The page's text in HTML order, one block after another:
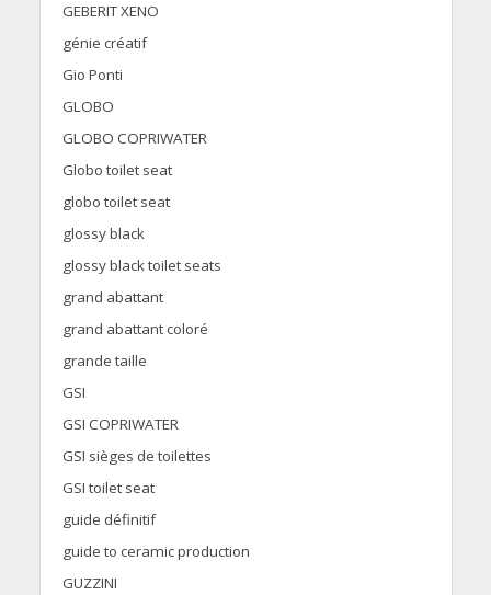
GEBERIT XENO
génie créatif
Gio Ponti
GLOBO
GLOBO COPRIWATER
Globo toilet seat
globo toilet seat
glossy black
glossy black toilet seats
grand abattant
grand abattant coloré
grande taille
GSI
GSI COPRIWATER
GSI sièges de toilettes
GSI toilet seat
guide définitif
guide to ceramic production
GUZZINI